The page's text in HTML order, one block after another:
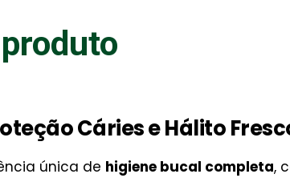
Cáries e Hálito
única de higiene bucal completa,